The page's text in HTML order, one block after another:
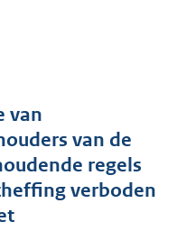
r
o
t
t
:
van
van de
regels
verboden